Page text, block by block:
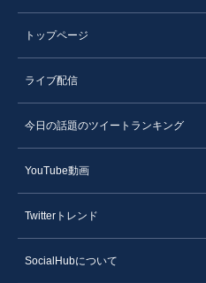
トップページ
ライブ配信
今日の話題のツイートランキング
YouTube動画
Twitterトレンド
SocialHubについて